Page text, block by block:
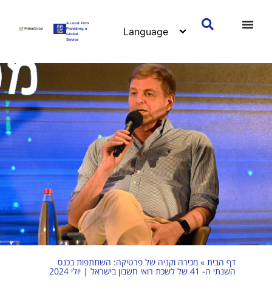
A Local Firm
Providing a
Global
Service
דף הבית » מכירה וקניה של פרטיקה: השתתפות בכנס
השנתי ה- 41 של לשכת רואי חשבון בישראל | יולי 2024